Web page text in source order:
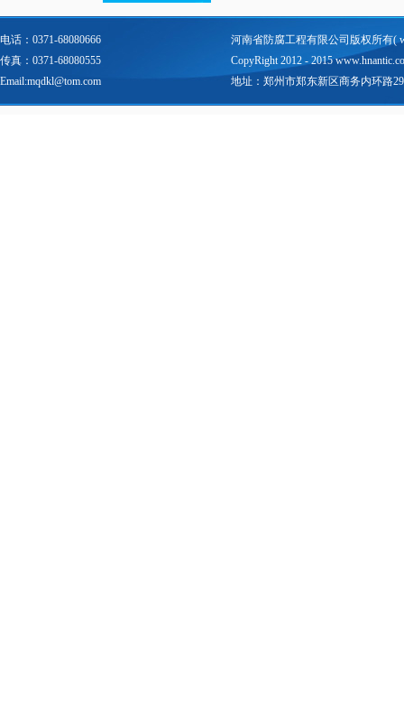
电话：0371-68080666
传真：0371-68080555
Email:mqdkl@tom.com
河南省防腐工程有限公司版权所有(
CopyRight 2012 - 2015
地址：郑州市郑东新区商务内环